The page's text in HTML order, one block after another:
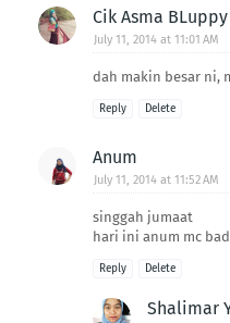
Cik Asma BLuppy
July 11, 2014 at 11:01 AM
dah makin besar ni,
Reply Delete
Anum
July 11, 2014 at 11:52 AM
singgah jumaat
hari ini anum mc
Reply Delete
Shalimar